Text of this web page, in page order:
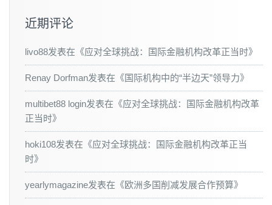
近期评论
livo88发表在《应对全球挑战：国际金融机构改革正当时》
Renay Dorfman发表在《国际机构中的“半边天”领导力》
multibet88 login发表在《应对全球挑战：国际金融机构改革
正当时》
hoki108发表在《应对全球挑战：国际金融机构改革正当
时》
yearlymagazine发表在《欧洲多国削减发展合作预算》